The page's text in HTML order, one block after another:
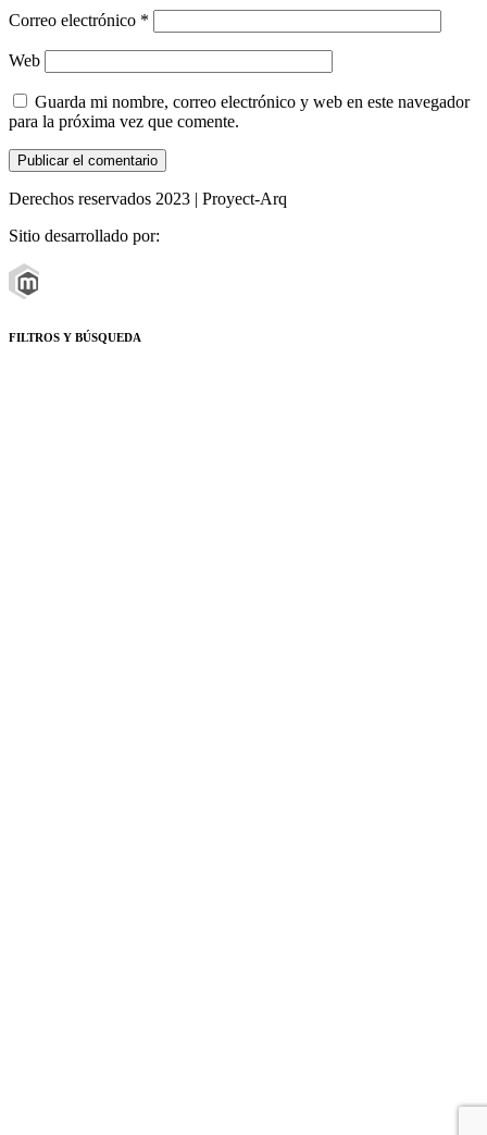
Correo electrónico *
Web
Guarda mi nombre, correo electrónico y web en este navegador
para la próxima vez que comente.
Derechos reservados 2023 | Proyect-Arq
Sitio desarrollado por:
FILTROS Y BÚSQUEDA